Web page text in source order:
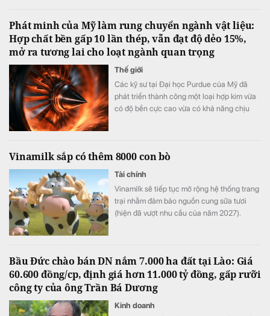
tế.
Phát minh của Mỹ làm rung chuyển ngành vật liệu:
Hợp chất bền gấp 10 lần thép, vẫn đạt độ dẻo 15%,
mở ra tương lai cho loạt ngành quan trọng
Thế giới
Các kỹ sư tại Đại học Purdue của Mỹ đã
phát triển thành công một loại hợp kim vừa
có độ bền cực cao vừa có khả năng chịu
Vinamilk sắp có thêm 8000 con bò
Tài chính
Vinamilk sẽ tiếp tục mở rộng hệ thống trang
trại nhằm đảm bảo nguồn cung sữa tươi
(hiện đã vượt nhu cầu của năm 2027).
Bầu Đức chào bán DN nắm 7.000 ha đất tại Lào: Giá
60.600 đồng/cp, định giá hơn 11.000 tỷ đồng, gấp rưỡi
công ty của ông Trần Bá Dương
Kinh doanh